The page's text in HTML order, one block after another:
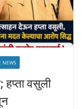
NEWS
हप्ता वसुली